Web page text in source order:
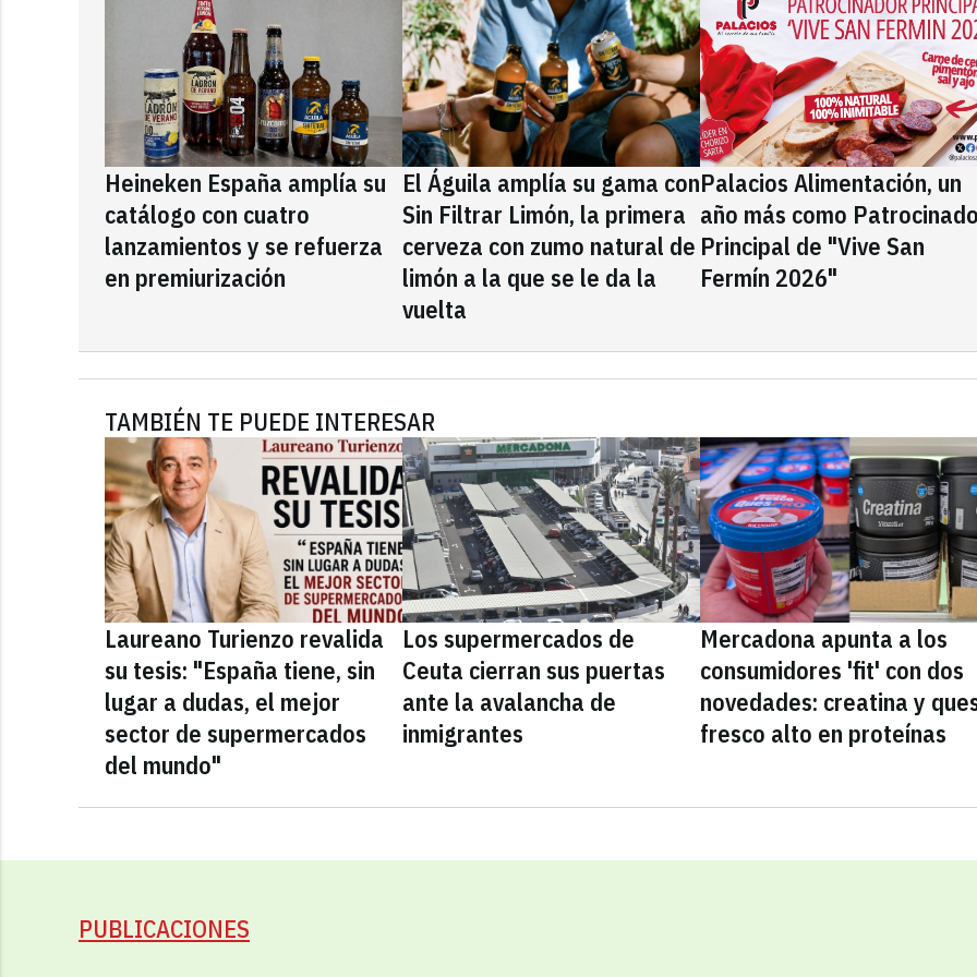
Heineken España amplía su
catálogo con cuatro
lanzamientos y se refuerza
en premiurización
El Águila amplía su gama con
Sin Filtrar Limón, la primera
cerveza con zumo natural de
limón a la que se le da la
vuelta
Palacios Alimentación, un
año más como
Principal de "Vive San
Fermín 2026"
TAMBIÉN TE PUEDE INTERESAR
Laureano Turienzo revalida
su tesis: "España tiene, sin
lugar a dudas, el mejor
sector de supermercados
del mundo"
Los supermercados de
Ceuta cierran sus puertas
ante la avalancha de
inmigrantes
Mercadona apunta a los
consumidores 'fit' con dos
novedades: creatina y
fresco alto en proteínas
PUBLICACIONES